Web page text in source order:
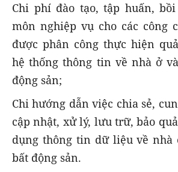
Chi phí đào tạo, tập huấn,
môn nghiệp vụ cho các công
được phân công thực hiện
hệ thống thông tin về nhà ở
động sản;
Chi hướng dẫn việc chia sẻ,
cập nhật, xử lý, lưu trữ, bảo
dụng thông tin dữ liệu về
bất động sản.